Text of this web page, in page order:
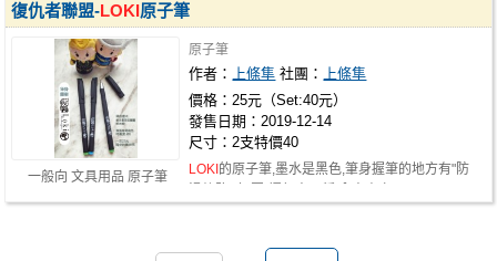
一般向 文具用品 原子筆
復仇者聯盟-LOKI原子筆
原子筆
作者： 上條隼 社團：
上條隼
價格：25元（Set:40元）
發售日期：2019-12-14
尺寸：2支特價40
LOKI 的原子筆,墨水是黑色,筆身握筆的地方有"防